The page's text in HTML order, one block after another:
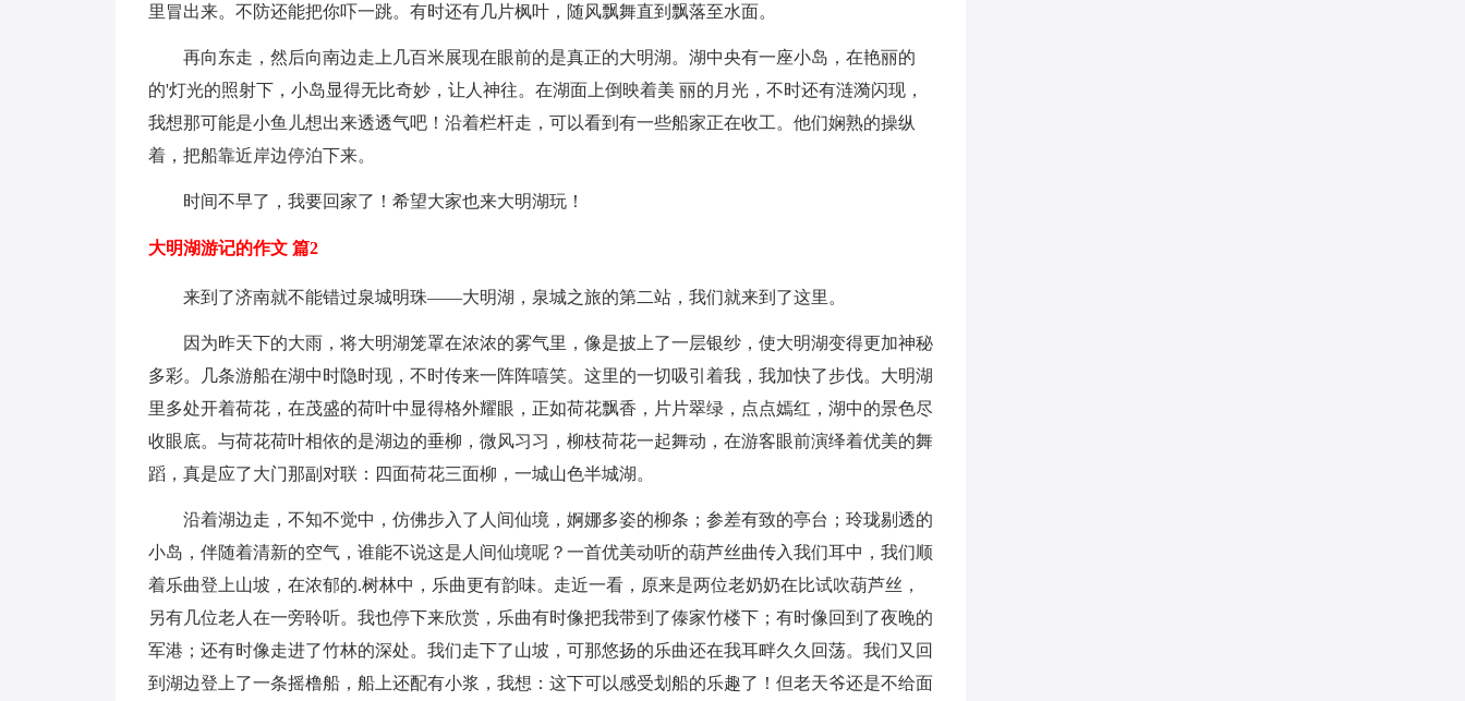
里冒出来。不防还能把你吓一跳。有时还有几片枫叶，随风飘舞直到飘落至水面。
再向东走，然后向南边走上几百米展现在眼前的是真正的大明湖。湖中央有一座小岛，在艳丽的
的'灯光的照射下，小岛显得无比奇妙，让人神往。在湖面上倒映着美 丽的月光，不时还有涟漪闪现，
我想那可能是小鱼儿想出来透透气吧！沿着栏杆走，可以看到有一些船家正在收工。他们娴熟的操纵
着，把船靠近岸边停泊下来。
时间不早了，我要回家了！希望大家也来大明湖玩！
大明湖游记的作文 篇2
来到了济南就不能错过泉城明珠——大明湖，泉城之旅的第二站，我们就来到了这里。
因为昨天下的大雨，将大明湖笼罩在浓浓的雾气里，像是披上了一层银纱，使大明湖变得更加神秘
多彩。几条游船在湖中时隐时现，不时传来一阵阵嘻笑。这里的一切吸引着我，我加快了步伐。大明湖
里多处开着荷花，在茂盛的荷叶中显得格外耀眼，正如荷花飘香，片片翠绿，点点嫣红，湖中的景色尽
收眼底。与荷花荷叶相依的是湖边的垂柳，微风习习，柳枝荷花一起舞动，在游客眼前演绎着优美的舞
蹈，真是应了大门那副对联：四面荷花三面柳，一城山色半城湖。
沿着湖边走，不知不觉中，仿佛步入了人间仙境，婀娜多姿的柳条；参差有致的亭台；玲珑剔透的
小岛，伴随着清新的空气，谁能不说这是人间仙境呢？一首优美动听的葫芦丝曲传入我们耳中，我们顺
着乐曲登上山坡，在浓郁的.树林中，乐曲更有韵味。走近一看，原来是两位老奶奶在比试吹葫芦丝，
另有几位老人在一旁聆听。我也停下来欣赏，乐曲有时像把我带到了傣家竹楼下；有时像回到了夜晚的
军港；还有时像走进了竹林的深处。我们走下了山坡，可那悠扬的乐曲还在我耳畔久久回荡。我们又回
到湖边登上了一条摇橹船，船上还配有小浆，我想：这下可以感受划船的乐趣了！但老天爷还是不给面